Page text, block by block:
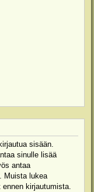
sisään.
sinulle lisää
antaa
Muista lukea
kirjautumista.